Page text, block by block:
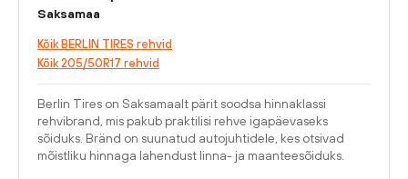
Saksamaa
Kõik BERLIN TIRES rehvid
Kõik 205/50R17 rehvid
Berlin Tires on Saksamaalt pärit soodsa hinnaklassi
rehvibrand, mis pakub praktilisi rehve igapäevaseks
sõiduks. Bränd on suunatud autojuhtidele, kes otsivad
mõistliku hinnaga lahendust linna- ja maanteesõiduks.